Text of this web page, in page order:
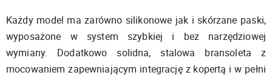
Każdy model ma zarówno silikonowe jak i skórzane paski,
wyposażone w system szybkiej i bez narzędziowej
wymiany. Dodatkowo solidna, stalowa bransoleta z
mocowaniem zapewniającym integrację z kopertą i w pełni